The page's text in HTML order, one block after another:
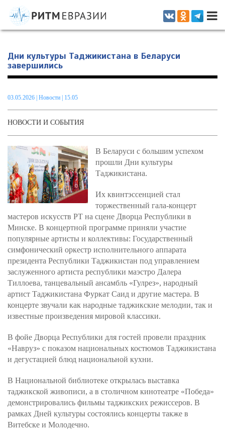
Информационно-аналитическое издание, посвященное актуальным
проблемам интеграции на постсоветском пространстве
Дни культуры Таджикистана в Беларуси
завершились
03.05.2026 Новости | 15.05
НОВОСТИ И СОБЫТИЯ
В Беларуси с большим успехом
прошли Дни культуры
Таджикистана.
Их квинтэссенцией стал
торжественный гала‑концерт
мастеров искусств РТ на сцене Дворца Республики в
Минске. В концертной программе приняли участие
популярные артисты и коллективы: Государственный
симфонический оркестр исполнительного аппарата
президента Республики Таджикистан под управлением
заслуженного артиста республики маэстро Далера
Тиллоева, танцевальный ансамбль «Гулрез», народный
артист Таджикистана Фуркат Саид и другие мастера. В
концерте звучали как народные таджикские мелодии, так и
известные произведения мировой классики.
В фойе Дворца Республики для гостей провели праздник
«Навруз» с показом национальных костюмов Таджикистана
и дегустацией блюд национальной кухни.
В Национальной библиотеке открылась выставка
таджикской живописи, а в столичном кинотеатре «Победа»
демонстрировались фильмы таджикских режиссеров. В
рамках Дней культуры состоялись концерты также в
Витебске и Молодечно.